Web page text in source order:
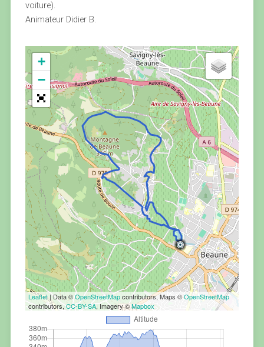
voiture).
Animateur Didier B.
+
−
Leaflet| Data ©OpenStreetMapcontributors, Maps ©OpenStreetMap
contributors,CC-BY-SA, Imagery ©Mapbox